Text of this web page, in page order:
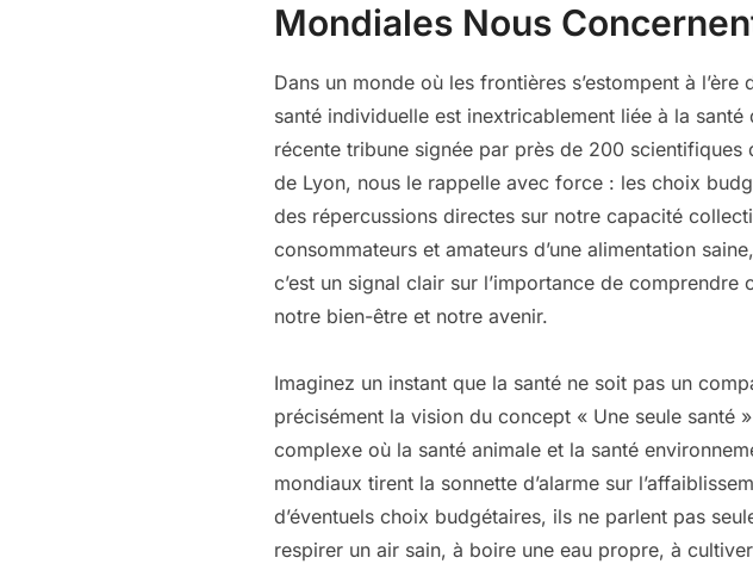
Mondiales Nous
Dans un monde où les frontières s’estompent à
santé individuelle est inextricablement liée à la
récente tribune signée par près de 200 scientifiques
de Lyon, nous le rappelle avec force : les choix
des répercussions directes sur notre capacité
consommateurs et amateurs d’une alimentation
c’est un signal clair sur l’importance de
notre bien-être et notre avenir.
Imaginez un instant que la santé ne soit pas un
précisément la vision du concept « Une seule santé
complexe où la santé animale et la santé
mondiaux tirent la sonnette d’alarme sur
d’éventuels choix budgétaires, ils ne parlent pas
respirer un air sain, à boire une eau propre, à